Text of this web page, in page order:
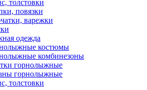
толстовки
повязки
варежки
одежда
костюмы
комбинезоны
горнолыжные
горнолыжные
толстовки